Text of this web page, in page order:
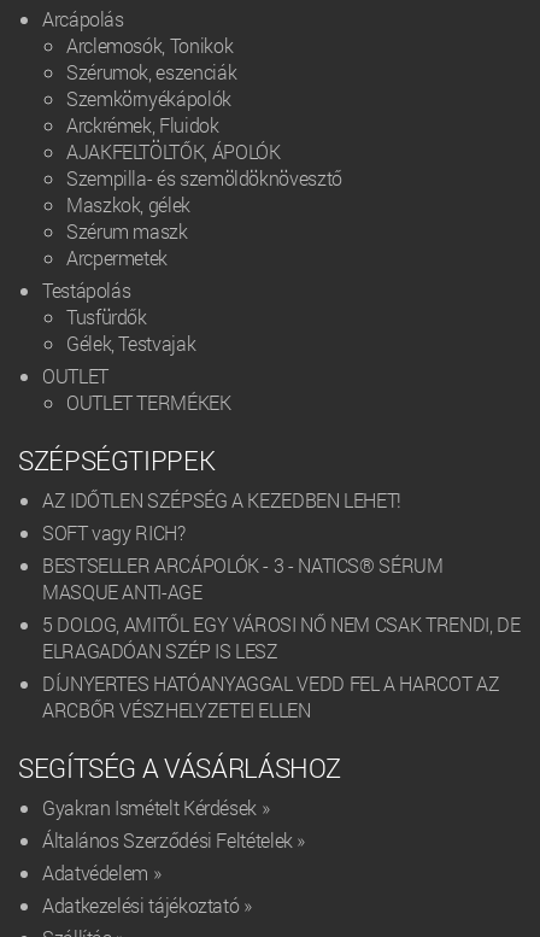
Arcápolás
Arclemosók, Tonikok
Szérumok, eszenciák
Szemkörnyékápolók
Arckrémek, Fluidok
AJAKFELTÖLTŐK, ÁPOLÓK
Szempilla- és szemöldöknövesztő
Maszkok, gélek
Szérum maszk
Arcpermetek
Testápolás
Tusfürdők
Gélek, Testvajak
OUTLET
OUTLET TERMÉKEK
SZÉPSÉGTIPPEK
AZ IDŐTLEN SZÉPSÉG A KEZEDBEN LEHET!
SOFT vagy RICH?
BESTSELLER ARCÁPOLÓK - 3 - NATICS® SÉRUM
MASQUE ANTI-AGE
5 DOLOG, AMITŐL EGY VÁROSI NŐ NEM CSAK TRENDI, DE
ELRAGADÓAN SZÉP IS LESZ
DÍJNYERTES HATÓANYAGGAL VEDD FEL A HARCOT AZ
ARCBŐR VÉSZHELYZETEI ELLEN
SEGÍTSÉG A VÁSÁRLÁSHOZ
Gyakran Ismételt Kérdések »
Általános Szerződési Feltételek »
Adatvédelem »
Adatkezelési tájékoztató »